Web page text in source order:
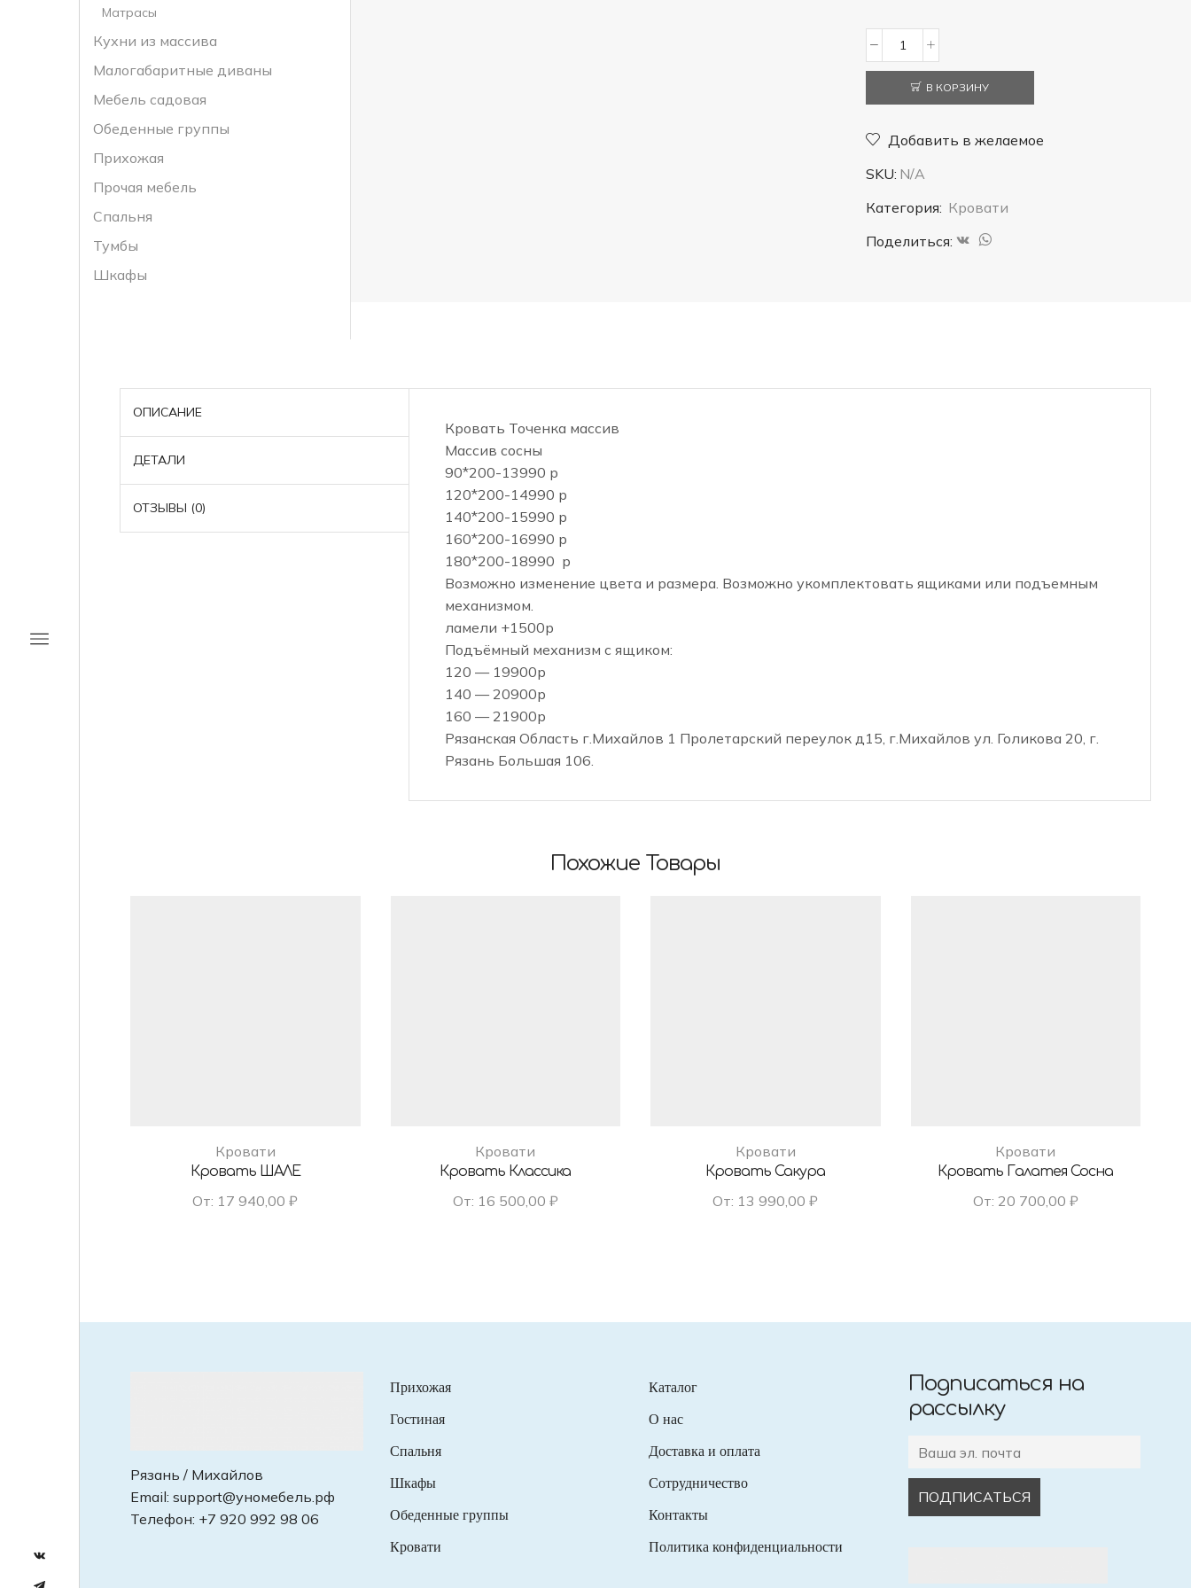
товара
Кровать
Точенка
В КОРЗИНУ
Добавить в желаемое
SKU: N/A
Категория: Кровати
Поделиться:
Матрасы
Кухни из массива
Малогабаритные диваны
Мебель садовая
Обеденные группы
Прихожая
Прочая мебель
Спальня
Тумбы
Шкафы
ОПИСАНИЕ
ДЕТАЛИ
ОТЗЫВЫ (0)
Кровать Точенка массив
Массив сосны
90*200-13990 р
120*200-14990 р
140*200-15990 р
160*200-16990 р
180*200-18990 р
Возможно изменение цвета и размера. Возможно укомплектовать ящиками или подъемным
механизмом.
ламели +1500р
Подъёмный механизм с ящиком:
120 — 19900р
140 — 20900р
160 — 21900р
Рязанская Область г.Михайлов 1 Пролетарский переулок д15, г.Михайлов ул. Голикова 20, г.
Рязань Большая 106.
Похожие Товары
Кровати
Кровать ШАЛЕ
От: 17 940,00₽
Кровати
Кровать Классика
От: 16 500,00 ₽
Кровати
Кровать Сакура
От: 13 990,00₽
Кровати
Кровать Галатея Сосна
От: 20 700,00 ₽
Рязань / Михайлов
Email: support@уномебель.рф
Телефон: +7 920 992 98 06
Прихожая
Гостиная
Спальня
Шкафы
Обеденные группы
Кровати
Каталог
О нас
Доставка и оплата
Сотрудничество
Контакты
Политика конфиденциальности
Подписаться на
рассылку